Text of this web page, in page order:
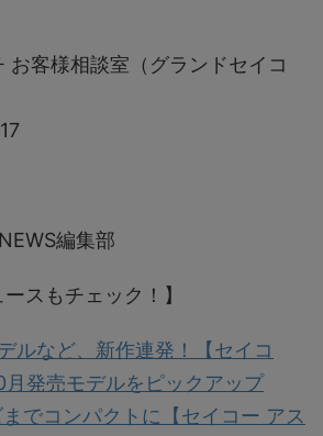
お客様相談室（グランドセイコ
編集部
スもチェック！】
ルなど、新作連発！【セイコ
月発売モデルをピックアップ
でコンパクトに【セイコー アス